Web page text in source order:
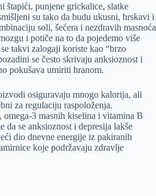
štapići, punjene grickalice, slatke
su tako da budu ukusni, hrskavi i
soli, šećera i nezdravih masnoća
i potiče na to da pojedemo više
takvi zalogaji koriste kao “brzo
se često skrivaju anksioznost i
pokušava umiriti hranom.
osiguravaju mnogo kalorija, ali
za regulaciju raspoloženja.
omega-3 masnih kiselina i vitamina B
da se anksioznost i depresija lakše
dio dnevne energije iz pakiranih
koje podržavaju zdravlje